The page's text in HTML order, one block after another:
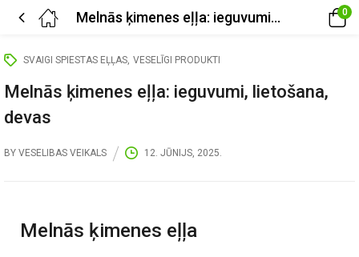
Melnās ķimenes eļļa: ieguvumi, lietošana, devas 0
SVAIGI SPIESTAS EĻĻAS VESELĪGI PRODUKTI
Melnās ķimenes eļļa: ieguvumi, lietošana,
devas
BY VESELIBAS VEIKALS 12. JŪNIJS, 2025.
Melnās ķimenes eļļa